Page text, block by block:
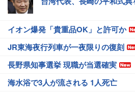
イオン爆発「貴重品OK」と許可か
JR東海夜行列車が一夜限りの復刻
長野県知事選挙 現職が当選確実
海水浴で3人が流される 1人死亡